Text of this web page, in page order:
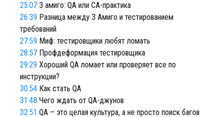
25:07 3 амиго: QA или СА-практика
26:39 Разница между 3 Амиго и тестированием
требований
27:59 Миф: тестировщики любят ломать
28:57 Профдеформация тестировщика
29:29 Хороший QA ломает или проверяет все по
инструкции?
30:54 Как стать QA
31:48 Чего ждать от QA-джунов
32:51 QA – это целая культура, а не просто поиск багов